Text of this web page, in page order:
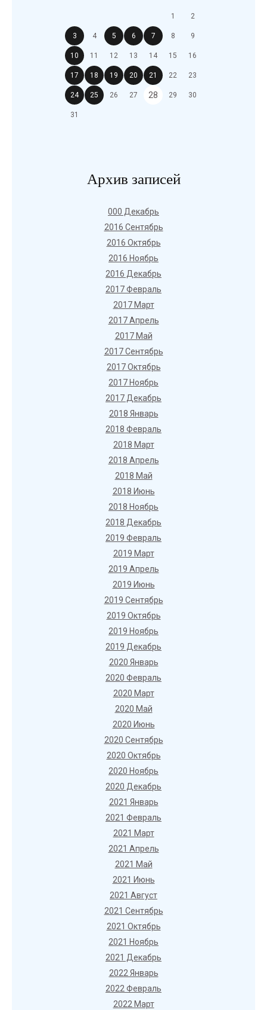
1 2
3 4 5 6 7 8 9
10 11 12 13 14 15 16
17 18 19 20 21 22 23
24 25 26 27 28 29 30
31
Архив записей
000 Декабрь
2016 Сентябрь
2016 Октябрь
2016 Ноябрь
2016 Декабрь
2017 Февраль
2017 Март
2017 Апрель
2017 Май
2017 Сентябрь
2017 Октябрь
2017 Ноябрь
2017 Декабрь
2018 Январь
2018 Февраль
2018 Март
2018 Апрель
2018 Май
2018 Июнь
2018 Ноябрь
2018 Декабрь
2019 Февраль
2019 Март
2019 Апрель
2019 Июнь
2019 Сентябрь
2019 Октябрь
2019 Ноябрь
2019 Декабрь
2020 Январь
2020 Февраль
2020 Март
2020 Май
2020 Июнь
2020 Сентябрь
2020 Октябрь
2020 Ноябрь
2020 Декабрь
2021 Январь
2021 Февраль
2021 Март
2021 Апрель
2021 Май
2021 Июнь
2021 Август
2021 Сентябрь
2021 Октябрь
2021 Ноябрь
2021 Декабрь
2022 Январь
2022 Февраль
2022 Март